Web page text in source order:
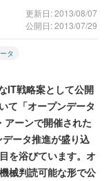
更新日: 2013/08/07
公開日: 2013/07/29
タ
IT戦略案として公開
て「オープンデータ
アーンで開催された
ータ推進が盛り込
を浴びています。オ
械判読可能な形で公